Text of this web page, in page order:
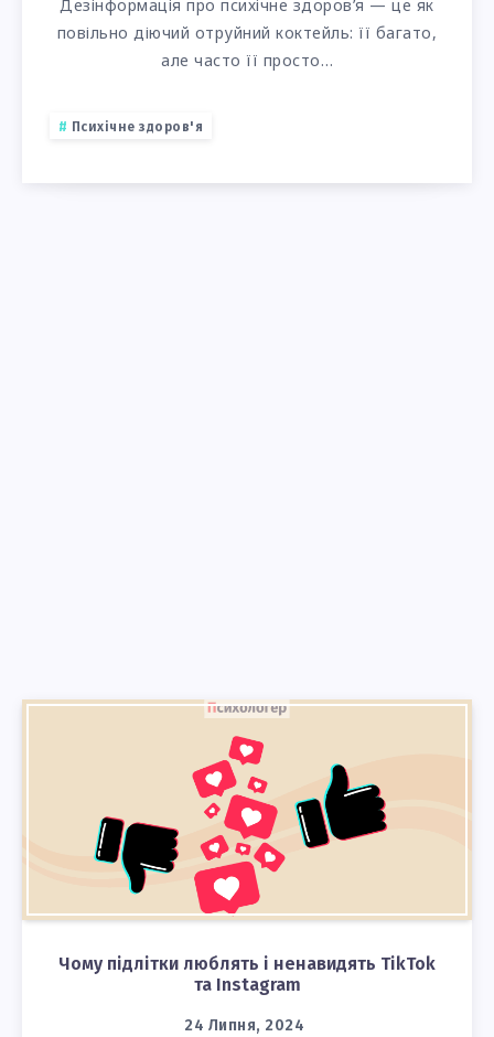
Дезінформація про психічне здоров’я — це як
повільно діючий отруйний коктейль: її багато,
але часто її просто…
Психічне здоров'я
Чому підлітки люблять і ненавидять TikTok
та Instagram
24 Липня, 2024